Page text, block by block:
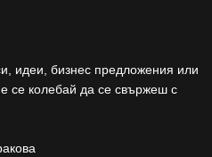
идеи, бизнес предложения или
се колебай да се свържеш с